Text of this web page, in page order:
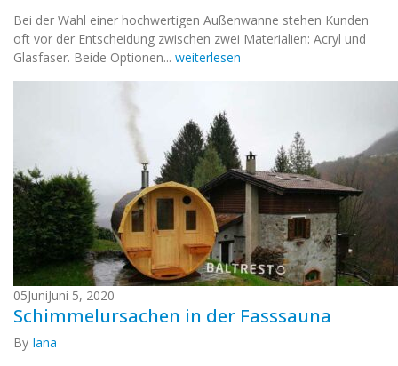
Bei der Wahl einer hochwertigen Außenwanne stehen Kunden
oft vor der Entscheidung zwischen zwei Materialien: Acryl und
Glasfaser. Beide Optionen... weiterlesen
05JuniJuni 5, 2020
Schimmelursachen in der Fasssauna
By Iana